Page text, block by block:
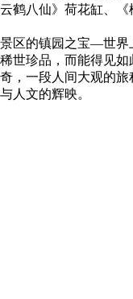
鹤八仙》荷花缸
区的镇园之宝—世
世珍品，而能得见如
一段人间大观的
人文的辉映。